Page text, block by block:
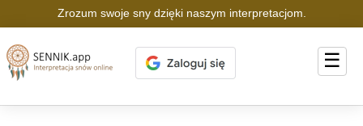
Zrozum swoje sny dzięki naszym interpretacjom.
☰